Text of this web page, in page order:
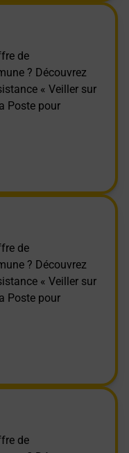
de
? Découvrez
« Veiller sur
Poste pour
de
? Découvrez
« Veiller sur
Poste pour
de